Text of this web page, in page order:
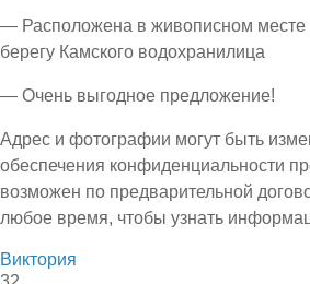
— Расположена в живописном месте
берегу Камского водохранилица
— Очень выгодное предложение!
Адрес и фотографии могут быть
обеспечения конфиденциальности
возможен по предварительной
любое время, чтобы узнать
Виктория